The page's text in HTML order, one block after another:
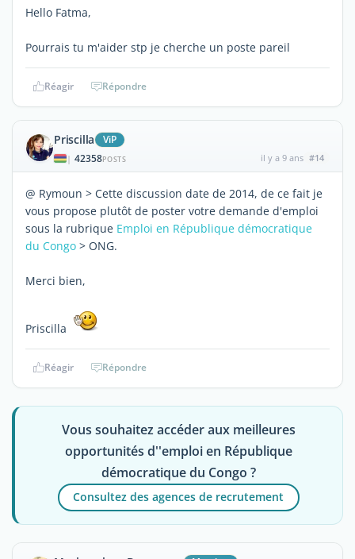
Hello Fatma,
Pourrais tu m'aider stp je cherche un poste pareil
Réagir Répondre
Priscilla ViP
| 42358POSTS il y a 9 ans #14
@ Rymoun > Cette discussion date de 2014, de ce fait je
vous propose plutôt de poster votre demande d'emploi
sous la rubrique Emploi en République démocratique
du Congo > ONG.
Merci bien,
Priscilla
Réagir Répondre
Vous souhaitez accéder aux meilleures
opportunités d''emploi en République
démocratique du Congo ?
Consultez des agences de recrutement